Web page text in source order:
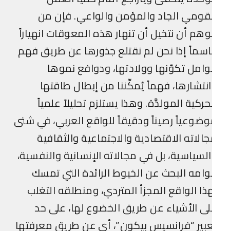
الجاد والمؤمن والواعي. فإن من
أن نتخيل أن تنهار هذه المعوقات انهياراً
إذا نحن لم نقتلع جذورها عن طريق فهم
تكوّنها وولادتها، ودوافع نموها
فهماً يُمكِّننا من إبطال طاقتها
المولدَّة. وهذا يستلزم تحليلاً علمياً
رصيناً ودقيقاً للواقع العربي، في شتى
الاقتصادية والاجتماعية والثقافية
بل في مجالاته الإنسانية والنفسية،
البحث عن الخيوط الرائدة التي تمسك
الواقع المجزأ المتردي، ومنطلقه التغلب
الأشياء عن طريق الخضوع لها، على حد
“فرانسيس بيكون”، أي عن طريق معرفتها